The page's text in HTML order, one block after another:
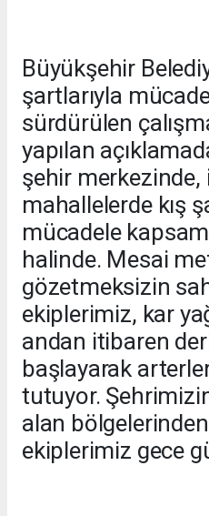
Büyükşehir
şartlarıyla
sürdürülen
yapılan
şehir merkezinde,
mahallelerde kış
mücadele
halinde. Mesai
gözetmeksizin
ekiplerimiz, kar
andan itibaren
başlayarak
tutuyor.
alan
ekiplerimiz gece